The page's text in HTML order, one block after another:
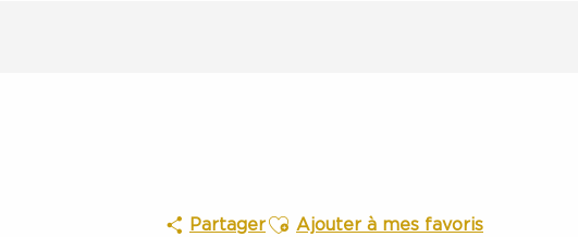
PartagerAjouter aux favoris
Ajouter à mes favoris